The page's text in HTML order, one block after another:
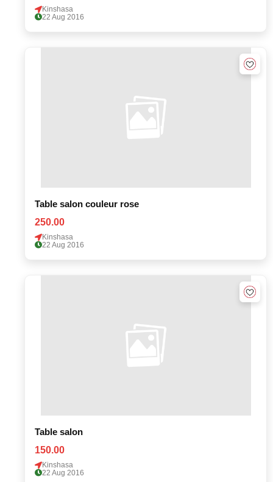
Kinshasa
22 Aug 2016
Table salon couleur rose
250.00
Kinshasa
22 Aug 2016
Table salon
150.00
Kinshasa
22 Aug 2016